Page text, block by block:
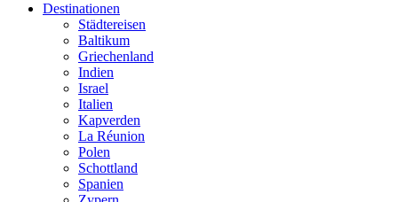
Destinationen
Städtereisen
Baltikum
Griechenland
Indien
Israel
Italien
Kapverden
La Réunion
Polen
Schottland
Spanien